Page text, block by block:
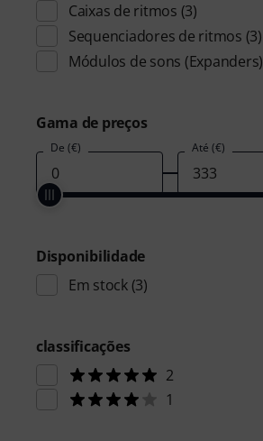
Caixas de ritmos (3)
Sequenciadores de ritmos (3)
Módulos de sons (Expanders)
Gama de preços
De (€) Até (€)
Disponibilidade
Em stock(3)
classificações
2
1